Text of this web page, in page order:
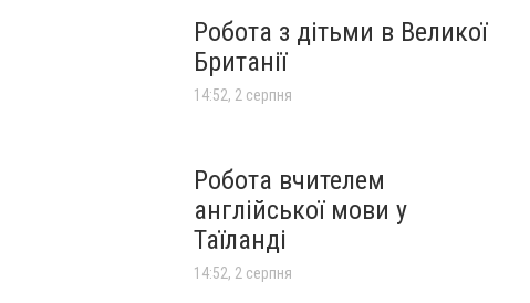
Робота з дітьми в Великої
Британії
14:52, 2 серпня
Робота вчителем
англійської мови у
Таїланді
14:52, 2 серпня